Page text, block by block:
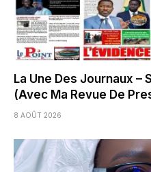
La Une Des Journaux –
(Avec Ma Revue De
8 AOÛT 2026